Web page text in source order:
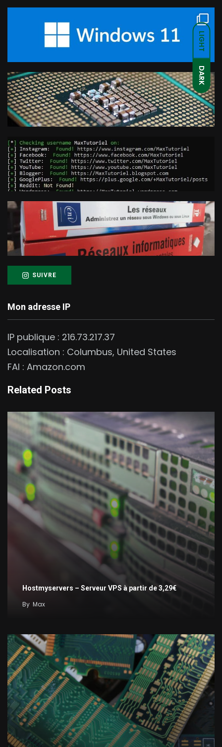
LIGHT
DARK
SUIVRE
Mon adresse IP
IP publique : 216.73.217.37
Localisation : Columbus, United States
FAI : Amazon.com
Related Posts
Hostmyservers – Serveur VPS à partir de 3,29€
By Max